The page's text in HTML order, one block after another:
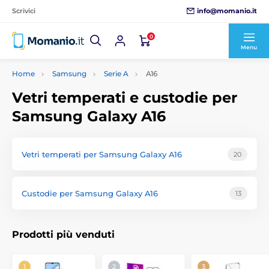
Scrivici info@momanio.it
0
Menu
Home Samsung Serie A A16
Vetri temperati e custodie per
Samsung Galaxy A16
Vetri temperati per Samsung Galaxy A16 20
Custodie per Samsung Galaxy A16 13
Prodotti più venduti